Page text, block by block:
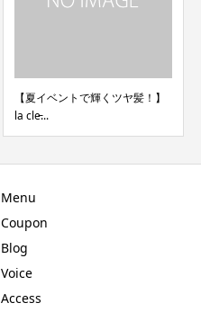
【夏イベントで輝くツヤ髪！】
la cle̵...
Menu
Coupon
Blog
Voice
Access